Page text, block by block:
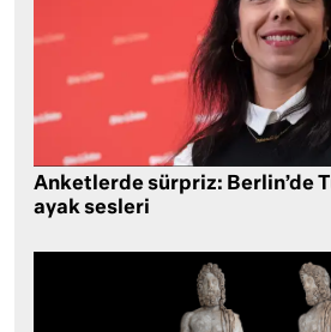
Anketlerde sürpriz: Berlin’de
ayak sesleri